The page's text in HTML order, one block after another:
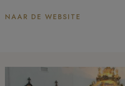
NAAR DE WEBSITE